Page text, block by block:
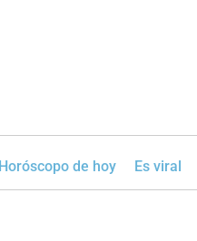
Horóscopo de hoy Es viral